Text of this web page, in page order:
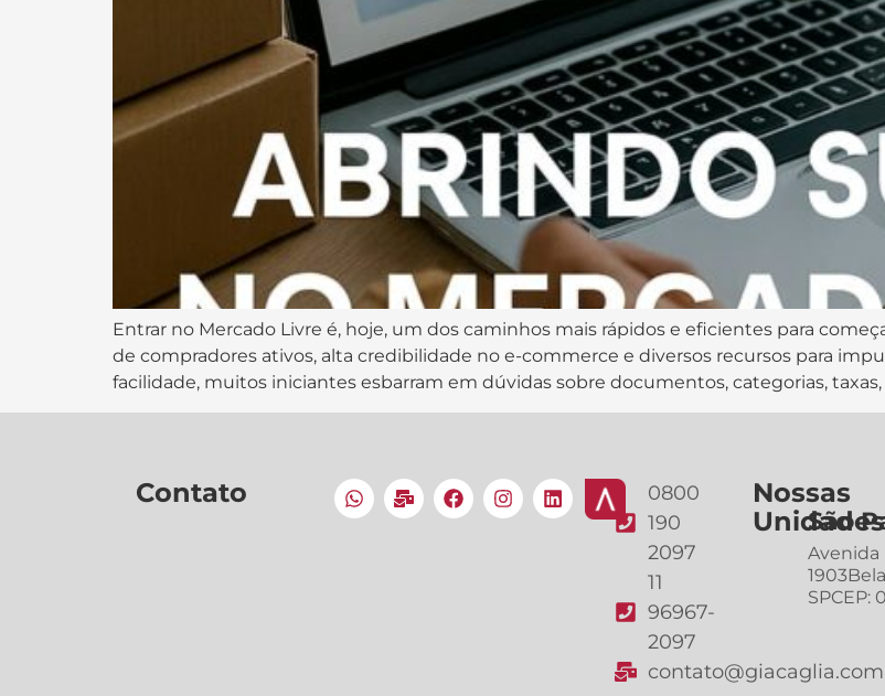
Entrar no Mercado Livre é, hoje, um dos caminhos mais rápidos e eficientes para
de compradores ativos, alta credibilidade no e-commerce e diversos recursos para
facilidade, muitos iniciantes esbarram em dúvidas sobre documentos, categorias, taxas,
Contato
0800
190
2097
11
96967-
2097
Nossas
Unidades
São
Avenida
SPCEP: